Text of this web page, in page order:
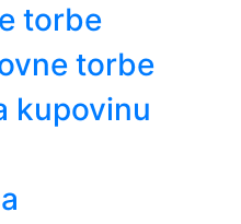
torbe
torbe
kupovinu